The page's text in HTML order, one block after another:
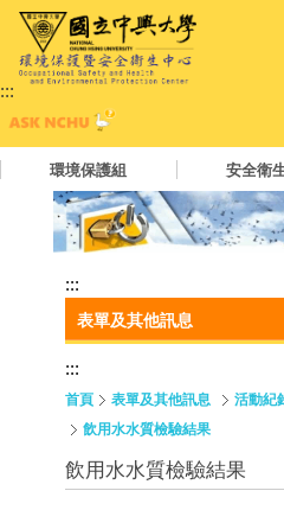
:::
環境保護組 安全衛
:::
表單及其他訊息
:::
首頁 表單及其他訊息
活動紀
飲用水水質檢驗結果
飲用水水質檢驗結果